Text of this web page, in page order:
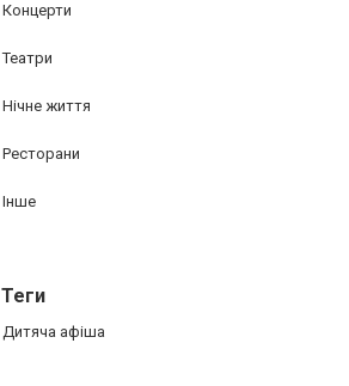
Концерти
Театри
Нічне життя
Ресторани
Інше
Теги
Дитяча афіша